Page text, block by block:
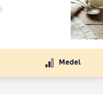
av 5
Medel